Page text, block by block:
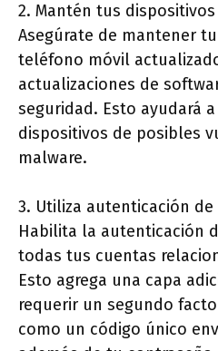
2. Mantén tus
Asegúrate de mantener
teléfono móvil
actualizaciones de
seguridad. Esto ayudará
dispositivos de posibles
malware.
3. Utiliza autenticación de
Habilita la autenticación
todas tus cuentas
Esto agrega una capa
requerir un segundo
como un código único